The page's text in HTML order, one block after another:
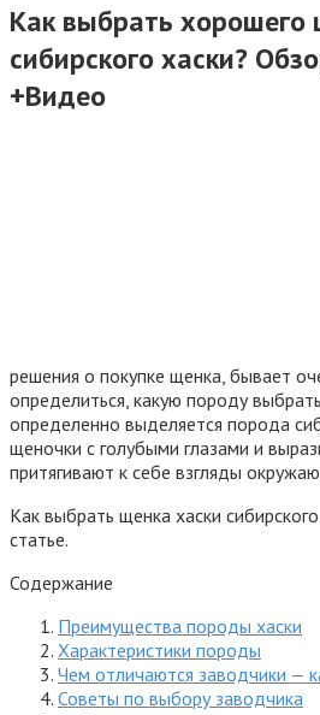
Как выбрать хорошего
сибирского хаски?
+Видео
решения о покупке щенка, бывает
определиться, какую породу
определенно выделяется порода
щеночки с голубыми глазами и
притягивают к себе взгляды
Как выбрать щенка хаски
статье.
Содержание
Преимущества породы хаски
Характеристики породы
Чем отличаются заводчики —
Советы по выбору заводчика